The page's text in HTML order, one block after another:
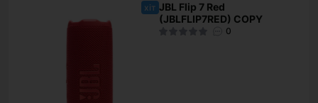
хіт JBL Flip 7 Red
(JBLFLIP7RED) COPY
0